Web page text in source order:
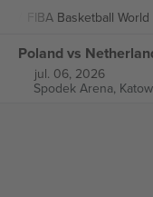
FIBA Basketball
jul. 06, 2026
Spodek Arena,